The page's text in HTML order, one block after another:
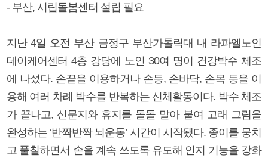
- 부산, 시립돌봄센터 설립 필요
지난 4일 오전 부산 금정구 부산가톨릭대 내 라파엘노인
데이케어센터 4층 강당에 노인 30여 명이 건강박수 체조
에 나섰다. 손끝을 이용하거나 손등, 손바닥, 손목 등을 이
용해 여러 차례 박수를 반복하는 신체활동이다. 박수 체조
가 끝나고, 신문지와 휴지를 돌돌 말아 붙여 고래 그림을
완성하는 ‘반짝반짝 뇌운동’ 시간이 시작됐다. 종이를 뭉치
고 풀칠하면서 손을 계속 쓰도록 유도해 인지 기능을 강화